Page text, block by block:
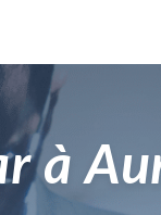
à